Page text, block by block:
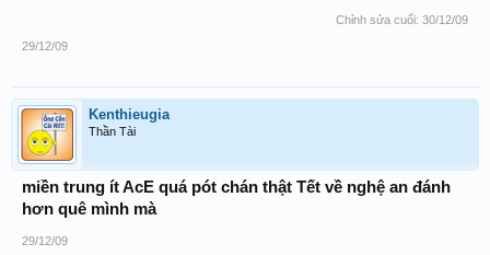
Chỉnh sửa cuối: 30/12/09
29/12/09
Kenthieugia
Thần Tài
miền trung ít AcE quá pót chán thật Tết về nghệ an đánh
hơn quê mình mà
29/12/09